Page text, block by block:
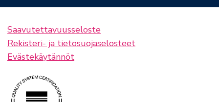
Saavutettavuusseloste
Rekisteri- ja tietosuojaselosteet
Evästekäytännöt